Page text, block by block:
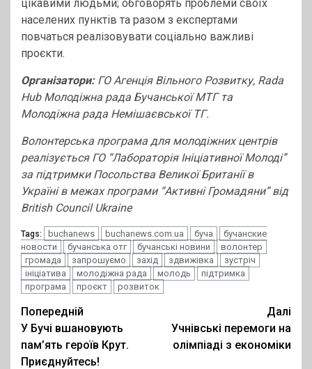
цікавими людьми; обговорять проблеми своїх
населених пунктів та разом з експертами
повчаться реалізовувати соціально важливі
проєкти.
Організатори:ГО Агенція Вільного Розвитку, Rada
Hub Молодіжна рада Бучанської МТГ та
Молодіжна рада Немішаєвської ТГ.
Волонтерська програма для молодіжних центрів
реалізується ГО “Лабораторія Ініціативної Молоді”
за підтримки Посольства Великої Британії в
Україні в межах програми “Активні Громадяни” від
British Council Ukraine
Tags: buchanews buchanews.com.ua буча
бучанские
новости
бучанська отг бучанські новини
волонтер
громада
запрошуємо захід здвижівка
зустріч
ініціатива
молодіжна рада молодь
підтримка
програма
проєкт розвиток
Post
navigation
Попередній
У Бучі вшановують
пам’ять героїв Крут.
Приєднуйтесь!
Далі
Учнівські перемоги на
олімпіаді з економіки